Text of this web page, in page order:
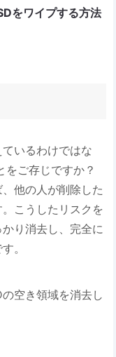
をワイプする方法
いるわけではな
をご存じですか？
他の人が削除した
こうしたリスクを
り消去し、完全に
。
空き領域を消去し